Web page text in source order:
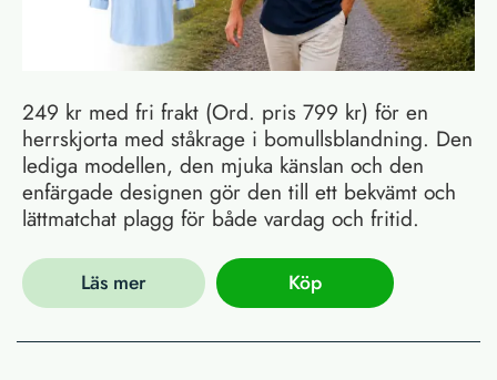
249 kr med fri frakt (Ord. pris 799 kr) för en
herrskjorta med ståkrage i bomullsblandning. Den
lediga modellen, den mjuka känslan och den
enfärgade designen gör den till ett bekvämt och
lättmatchat plagg för både vardag och fritid.
Läs mer Köp